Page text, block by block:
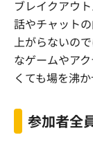
ブレイクアウ
話やチャット
上がらないの
なゲームやア
くても場を沸か
参加者全